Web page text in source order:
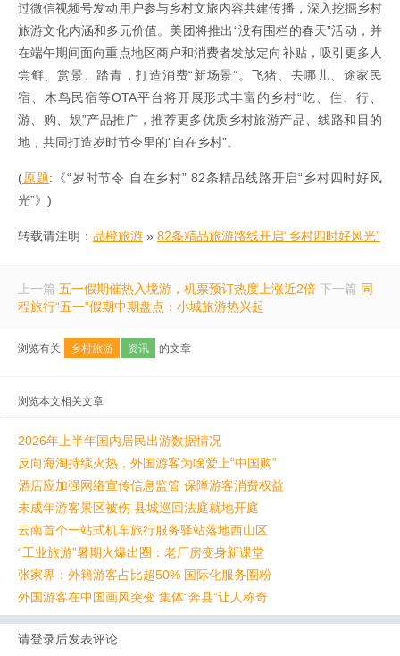
过微信视频号发动用户参与乡村文旅内容共建传播，深入挖掘乡村
旅游文化内涵和多元价值。美团将推出“没有围栏的春天”活动，并
在端午期间面向重点地区商户和消费者发放定向补贴，吸引更多人
尝鲜、赏景、踏青，打造消费“新场景”。飞猪、去哪儿、途家民
宿、木鸟民宿等OTA平台将开展形式丰富的乡村“吃、住、行、
游、购、娱”产品推广，推荐更多优质乡村旅游产品、线路和目的
地，共同打造岁时节令里的“自在乡村”。
(原题:《“岁时节令 自在乡村” 82条精品线路开启“乡村四时好风
光”》)
转载请注明： 品橙旅游 » 82条精品旅游路线开启“乡村四时好风光”
上一篇 五一假期催热入境游，机票预订热度上涨近2倍 下一篇 同
程旅行“五一”假期中期盘点：小城旅游热兴起
浏览有关 乡村旅游 资讯 的文章
浏览本文相关文章
2026年上半年国内居民出游数据情况
反向海淘持续火热，外国游客为啥爱上“中国购”
酒店应加强网络宣传信息监管 保障游客消费权益
未成年游客景区被伤 县城巡回法庭就地开庭
云南首个一站式机车旅行服务驿站落地西山区
“工业旅游”暑期火爆出圈：老厂房变身新课堂
张家界：外籍游客占比超50% 国际化服务圈粉
外国游客在中国画风突变 集体“奔县”让人称奇
请登录后发表评论